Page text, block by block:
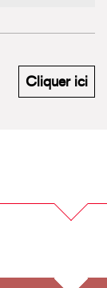
Cliquer ici